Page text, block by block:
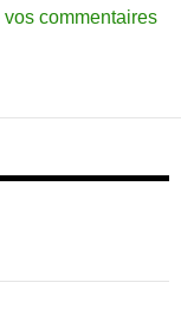
commentaires